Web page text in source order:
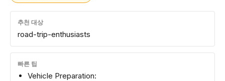
추천 대상
road-trip-enthusiasts
빠른 팁
Vehicle Preparation: